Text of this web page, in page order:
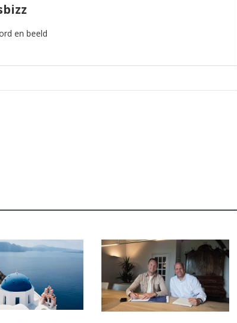
en beeld